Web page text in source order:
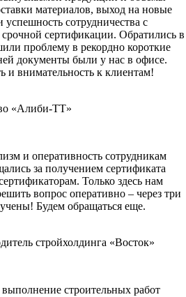
материалов, выход на новые
сотрудничества с
сертификации. Обратились в
проблему в рекордно короткие
документы были у нас в офисе.
и внимательность к клиентам!
«Алиби-ТТ»
и оперативность сотрудникам
за получением сертификата
Только здесь нам
вопрос оперативно – через три
Будем обращаться еще.
стройхолдинга «Восток»
выполнение строительных работ